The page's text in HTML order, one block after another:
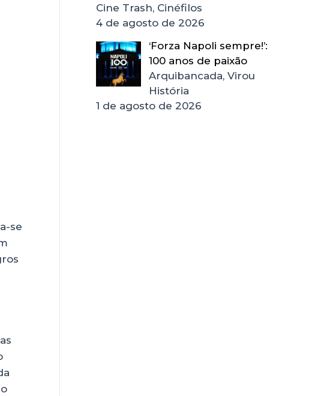
se
Cine Trash, Cinéfilos
4 de agosto de 2026
‘Forza Napoli sempre!’:
100 anos de paixão
Arquibancada, Virou
História
1 de agosto de 2026